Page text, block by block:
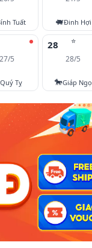
Tuất 🐖Đinh Hợi
27/5
Quý Tỵ
⭐
28
28/5
🐎Giáp Ngọ